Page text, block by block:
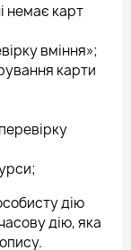
немає карт
вміння»;
карти
дію
дію, яка